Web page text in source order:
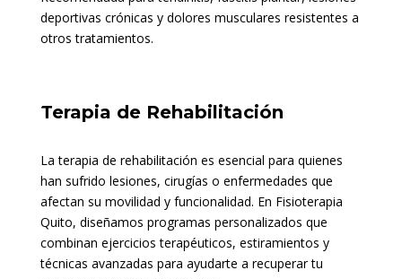
deportivas crónicas y dolores musculares resistentes a
otros tratamientos.
Terapia de Rehabilitación
La terapia de rehabilitación es esencial para quienes
han sufrido lesiones, cirugías o enfermedades que
afectan su movilidad y funcionalidad. En Fisioterapia
Quito, diseñamos programas personalizados que
combinan ejercicios terapéuticos, estiramientos y
técnicas avanzadas para ayudarte a recuperar tu